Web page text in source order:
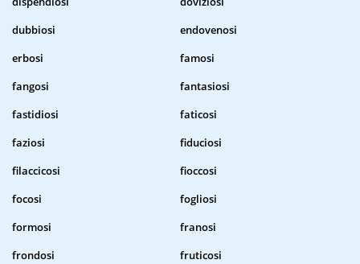
dubbiosi
endovenosi
erbosi
famosi
fangosi
fantasiosi
fastidiosi
faticosi
faziosi
fiduciosi
filaccicosi
fioccosi
focosi
fogliosi
formosi
franosi
frondosi
fruticosi